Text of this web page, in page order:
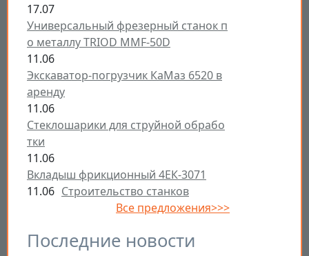
17.07
Универсальный фрезерный станок п
о металлу TRIOD MMF-50D
11.06
Экскаватор-погрузчик КаМаз 6520 в
аренду
11.06
Стеклошарики для струйной обрабо
тки
11.06
Вкладыш фрикционный 4ЕК-3071
11.06 Строительство станков
Все предложения>>>
Последние новости